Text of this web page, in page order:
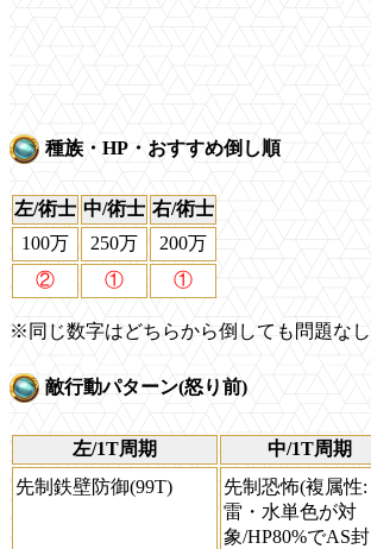
種族・HP・おすすめ倒し順
左/術士 中/術士 右/術士
100万
250万
200万
②
① ①
※同じ数字はどちらから倒しても問題なし
敵行動パターン(怒り前)
左/1T周期 中/1T周期
先制鉄壁防御(99T)
先制恐怖(複属性:
雷・水単色が対
象/HP80%でAS封